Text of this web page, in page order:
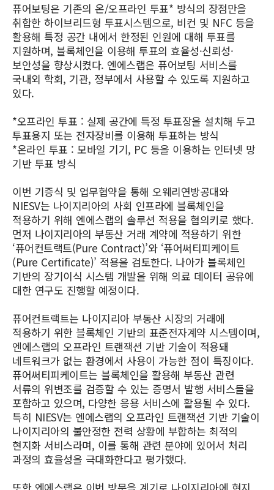
퓨어보팅은 기존의 온/오프라인 투표* 방식의 장점만을
취합한 하이브리드형 투표시스템으로, 비컨 및 NFC 등을
활용해 특정 공간 내에서 한정된 인원에 대해 투표를
지원하며, 블록체인을 이용해 투표의 효율성·신뢰성·
보안성을 향상시켰다. 엔에스랩은 퓨어보팅 서비스를
국내외 학회, 기관, 정부에서 사용할 수 있도록 지원하고
있다.
*오프라인 투표 : 실제 공간에 특정 투표장을 설치해 두고
투표용지 또는 전자장비를 이용해 투표하는 방식
*온라인 투표 : 모바일 기기, PC 등을 이용하는 인터넷 망
기반 투표 방식
이번 기증식 및 업무협약을 통해 오웨리연방공대와
NIESV는 나이지리아의 사회 인프라에 블록체인을
적용하기 위해 엔에스랩의 솔루션 적용을 협의키로 했다.
먼저 나이지리아의 부동산 거래 계약에 적용하기 위한
‘퓨어컨트랙트(Pure Contract)’와 ‘퓨어써티피케이트
(Pure Certificate)’ 적용을 검토한다. 나아가 블록체인
기반의 장기이식 시스템 개발을 위해 의료 데이터 공유에
대한 연구도 진행할 예정이다.
퓨어컨트랙트는 나이지리아 부동산 시장의 거래에
적용하기 위한 블록체인 기반의 표준전자계약 시스템이며,
엔에스랩의 오프라인 트랜잭션 기반 기술이 적용돼
네트워크가 없는 환경에서 사용이 가능한 점이 특징이다.
퓨어써티피케이트는 블록체인을 활용해 부동산 관련
서류의 위변조를 검증할 수 있는 증명서 발행 서비스들을
포함하고 있으며, 다양한 응용 서비스에 활용될 수 있다.
특히 NIESV는 엔에스랩의 오프라인 트랜잭션 기반 기술이
나이지리아의 불안정한 전력 상황에 부합하는 최적의
현지화 서비스라며, 이를 통해 관련 분야에 있어서 처리
과정의 효율성을 극대화한다고 평가했다.